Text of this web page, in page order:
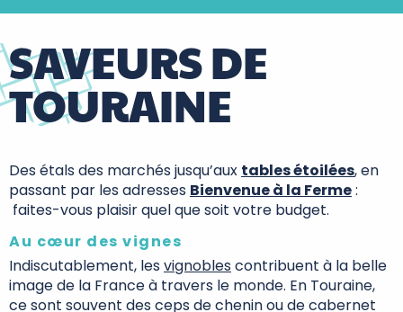
SAVEURS DE
TOURAINE
Des étals des marchés jusqu’aux tables étoilées,en
passant par les adresses Bienvenue à la Ferme:
faites-vous plaisir quel que soit votre budget.
Au cœur des vignes
Indiscutablement, lesvignoblescontribuent à la belle
image de la France à travers le monde. En Touraine,
ce sont souvent des ceps de chenin ou de cabernet